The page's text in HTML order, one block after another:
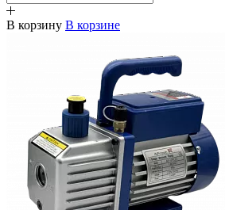
В корзину В корзине